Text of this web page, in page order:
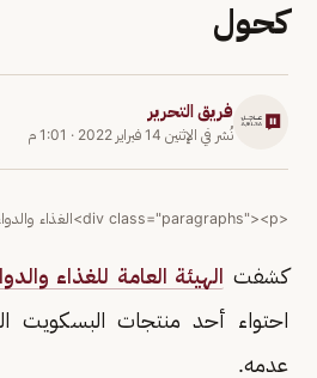
كحول
فريق التحرير
نُشر في الإثنين 14 فبراير 2022 · 1:01 م
<div class="paragraphs"><p>الغذاء والدواء</p></div>
كشفت الهيئة العامة للغذاء
احتواء أحد منتجات البسكويت
عدمه.